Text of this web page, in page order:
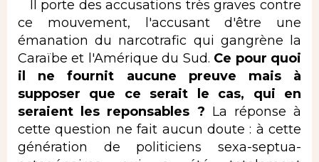
Il porte des accusations très graves contre
ce mouvement, l'accusant d'être une
émanation du narcotrafic qui gangrène la
Caraïbe et l'Amérique du Sud. Ce pour quoi
il ne fournit aucune preuve mais à
supposer que ce serait le cas, qui en
seraient les reponsables ? La réponse à
cette question ne fait aucun doute : à cette
génération de politiciens sexa-septua-